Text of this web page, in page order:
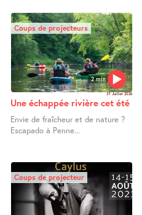
2 min
Coups de projecteurs
31 Juillet 2026
Une échappée rivière cet été
Envie de fraîcheur et de nature ?
Escapado à Penne...
Coups de projecteur